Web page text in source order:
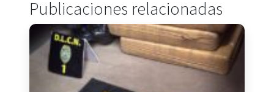
Publicaciones relacionadas